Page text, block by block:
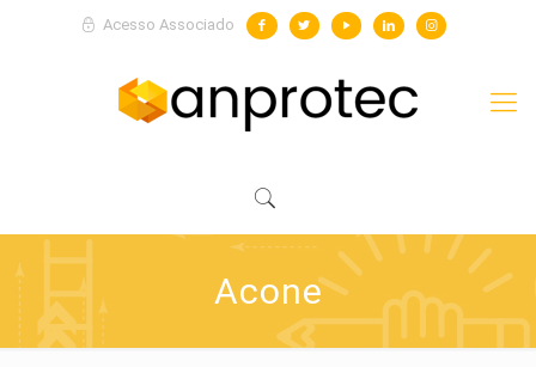
Acesso Associado
Acone